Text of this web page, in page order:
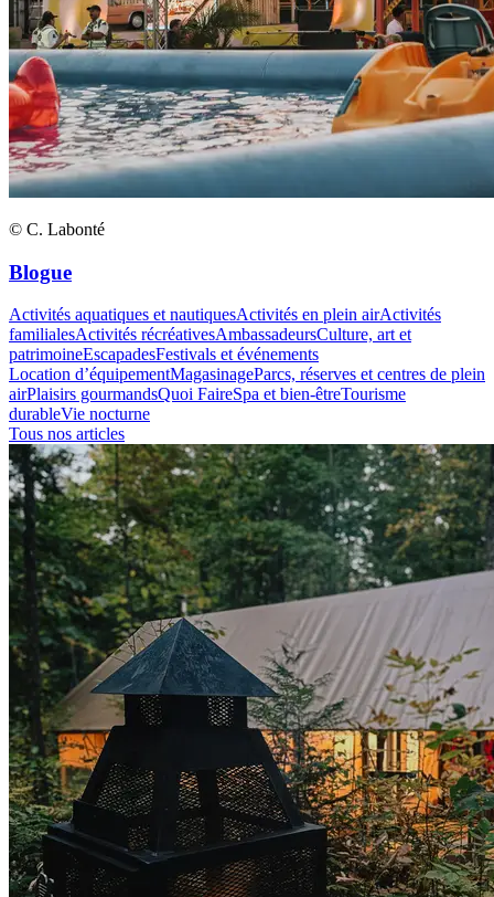
© C. Labonté
Blogue
Activités aquatiques et nautiquesActivités en plein airActivités
familialesActivités récréativesAmbassadeursCulture, art et
patrimoineEscapadesFestivals et événements
Location d’équipementMagasinageParcs, réserves et centres de plein
airPlaisirs gourmandsQuoi FaireSpa et bien-êtreTourisme
durableVie nocturne
Tous nos articles